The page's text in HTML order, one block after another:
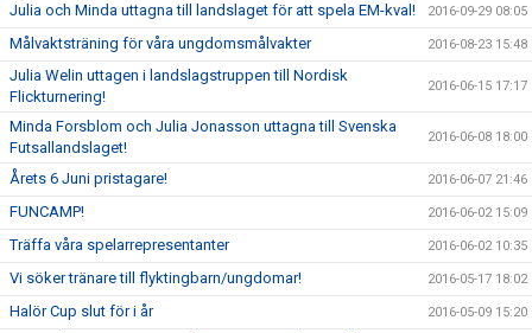
Julia och Minda uttagna till landslaget för att spela EM-kval! 2016-09-29 08:05
Målvaktsträning för våra ungdomsmålvakter 2016-08-23 15:48
Julia Welin uttagen i landslagstruppen till Nordisk
Flickturnering!
2016-06-15 17:17
Minda Forsblom och Julia Jonasson uttagna till Svenska
Futsallandslaget!
2016-06-08 18:00
Årets 6 Juni pristagare! 2016-06-07 21:46
FUNCAMP! 2016-06-02 15:09
Träffa våra spelarrepresentanter 2016-06-02 10:35
Vi söker tränare till flyktingbarn/ungdomar! 2016-05-17 18:02
Halör Cup slut för i år 2016-05-09 15:20